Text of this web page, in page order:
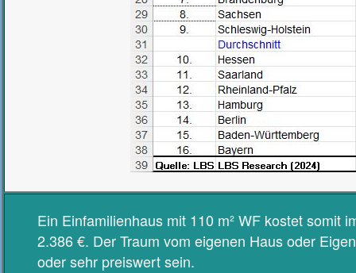
Ein Einfamilienhaus mit 110 m² WF kostet somit
2.386 €. Der Traum vom eigenen Haus oder
oder sehr preiswert sein.